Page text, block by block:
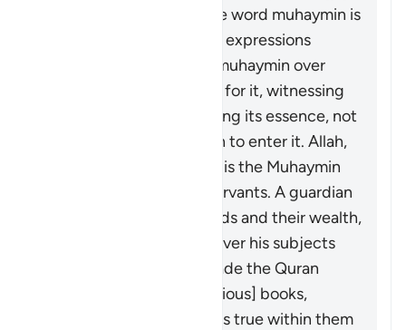
mentioned ‘overseer’. The word muhaymin is
more specific than these expressions
muhaymin over
something is responsible for it, witnessing
its truths, and safeguarding its essence, not
allowing anything foreign to enter it. Allah,
the Blessed and Exalted, is the Muhaymin
over His creations and servants. A guardian
over his wards and their wealth,
over his subjects
and their affairs. Allah made the Quran
over the [previous] books,
bearing witness to what is true within them